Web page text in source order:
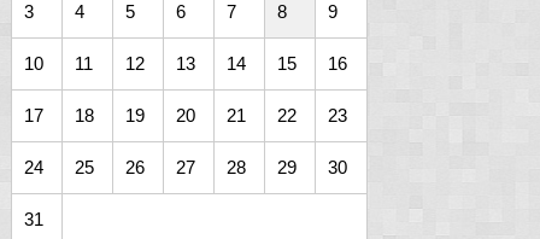
3 4 5 6 7 8 9
10 11 12 13 14 15 16
17 18 19 20 21 22 23
24 25 26 27 28 29 30
31